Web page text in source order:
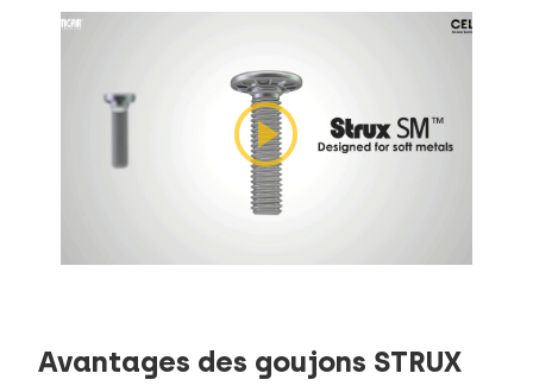
play_circle
Avantages des goujons STRUX